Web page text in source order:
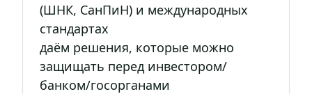
(ШНК, СанПиН) и международных
стандартах
даём решения, которые можно
защищать перед инвестором/
банком/госорганами